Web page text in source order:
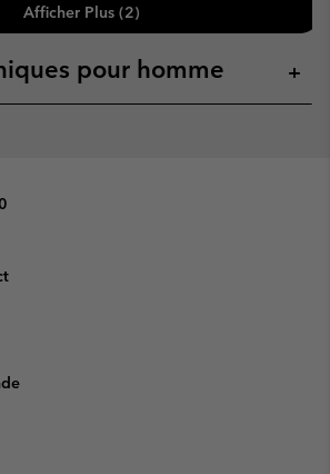
Afficher Plus (2)
pour homme +